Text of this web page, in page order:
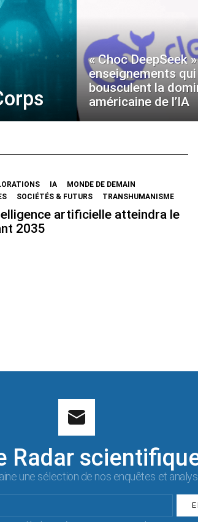
« Choc DeepSeek
enseignements qui
bousculent la
américaine de l’IA
IA
MONDE DE DEMAIN
SOCIÉTÉS & FUTURS TRANSHUMANISME
artificielle atteindra le
2035
Radar
une sélection de nos enquêtes et